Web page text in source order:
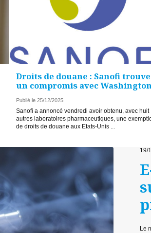
Droits de douane : Sanofi trouve
un compromis avec
Publié le 25/12/2025
Sanofi a annoncé vendredi avoir obtenu, avec huit
autres laboratoires pharmaceutiques, une
de droits de douane aux Etats-Unis ...
19/
Le